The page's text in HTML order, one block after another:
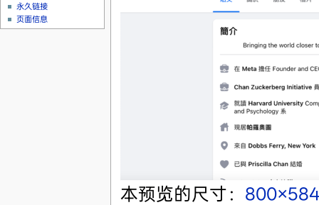
本预览的尺寸：
永久链接
页面信息